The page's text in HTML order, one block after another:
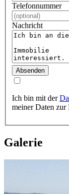
Telefonnummer
Nachricht
Absenden
Ich bin mit der
meiner Daten zur
Galerie